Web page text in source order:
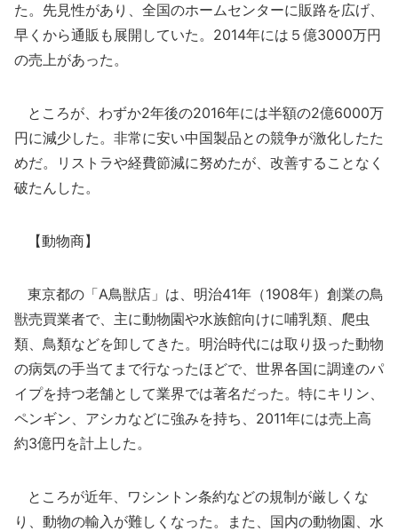
た。先見性があり、全国のホームセンターに販路を広げ、
早くから通販も展開していた。2014年には５億3000万円
の売上があった。
ところが、わずか2年後の2016年には半額の2億6000万
円に減少した。非常に安い中国製品との競争が激化したた
めだ。リストラや経費節減に努めたが、改善することなく
破たんした。
【動物商】
東京都の「A鳥獣店」は、明治41年（1908年）創業の鳥
獣売買業者で、主に動物園や水族館向けに哺乳類、爬虫
類、鳥類などを卸してきた。明治時代には取り扱った動物
の病気の手当てまで行なったほどで、世界各国に調達のパ
イプを持つ老舗として業界では著名だった。特にキリン、
ペンギン、アシカなどに強みを持ち、2011年には売上高
約3億円を計上した。
ところが近年、ワシントン条約などの規制が厳しくな
り、動物の輸入が難しくなった。また、国内の動物園、水